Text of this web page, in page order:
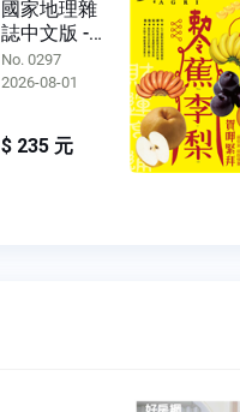
國家地理雜
誌中文版 -
No.0297
No. 0297
2026-08-01
$ 235 元